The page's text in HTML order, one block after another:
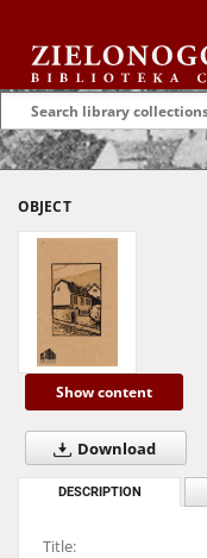
OBJECT
Show content
Download
DESCRIPTION
Title: